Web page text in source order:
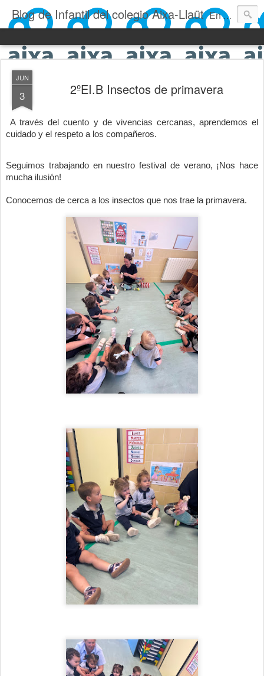
Blog de Infantil del colegio Aixa-Llaüt En nuestro blog verás las actividades del día a día de Infantil, de los alumnos de 0 a 6 años: los talleres, los experimentos, las rutinas, las clases, los patios, etc. ¡Todo aquello que los más pequeños no saben contar!
JUN
3 2ºEI.B Insectos de primavera
A través del cuento y de vivencias cercanas, aprendemos el
cuidado y el respeto a los compañeros.
Seguimos trabajando en nuestro festival de verano, ¡Nos hace
mucha ilusión!
Conocemos de cerca a los insectos que nos trae la primavera.